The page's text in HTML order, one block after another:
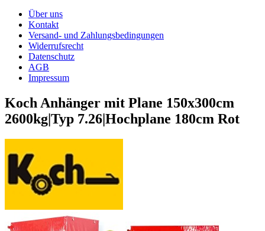
Über uns
Kontakt
Versand- und Zahlungsbedingungen
Widerrufsrecht
Datenschutz
AGB
Impressum
Koch Anhänger mit Plane 150x300cm
2600kg|Typ 7.26|Hochplane 180cm Rot